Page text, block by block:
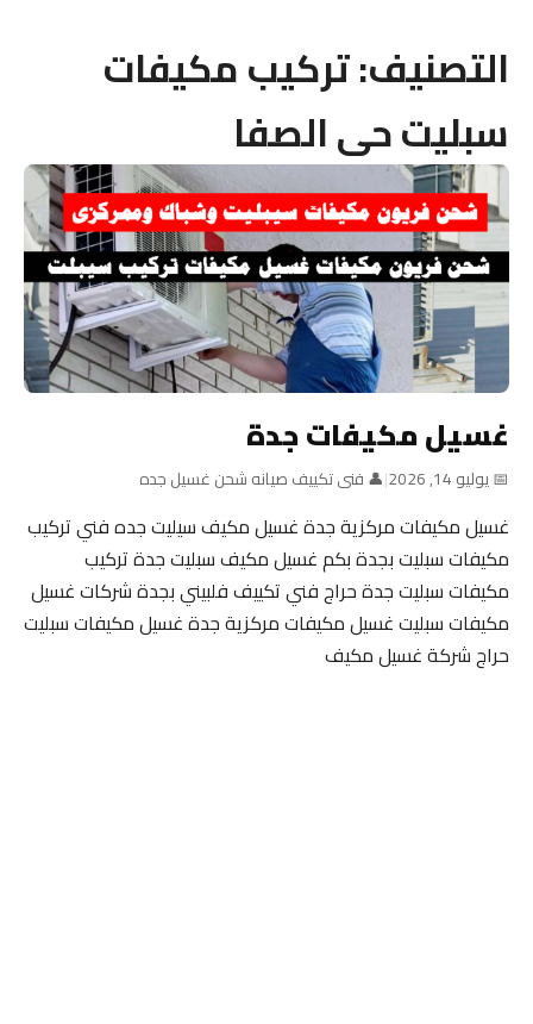
التصنيف:تركيب مكيفات
سبليت حى الصفا
غسيل مكيفات جدة
📅 يوليو 14, 2026 |👤 فنى تكييف صيانه شحن غسيل جده
غسيل مكيفات مركزية جدة غسيل مكيف سيليت جده فني تركيب
مكيفات سبليت بجدة بكم غسيل مكيف سبليت جدة تركيب
مكيفات سبليت جدة حراج فني تكييف فلبيني بجدة شركات غسيل
مكيفات سبليت غسيل مكيفات مركزية جدة غسيل مكيفات سبليت
حراج شركة غسيل مكيف